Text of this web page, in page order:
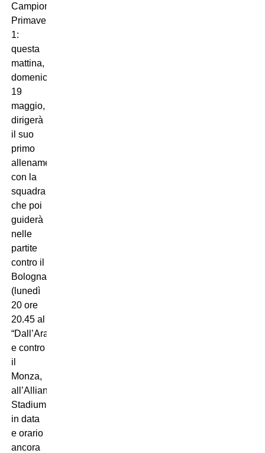
Campionato
Primavera
1:
questa
mattina,
domenica
19
maggio,
dirigerà
il suo
primo
allenamento
con la
squadra
che poi
guiderà
nelle
partite
contro il
Bologna
(lunedì
20 ore
20.45 al
“Dall’Ara”)
e contro
il
Monza,
all’Allianz
Stadium,
in data
e orario
ancora